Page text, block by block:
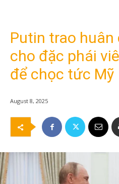
Putin trao
cho đặc phái
để chọc tức Mỹ
August 8, 2025